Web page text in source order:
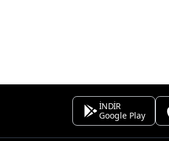
İNDİR
Google Play